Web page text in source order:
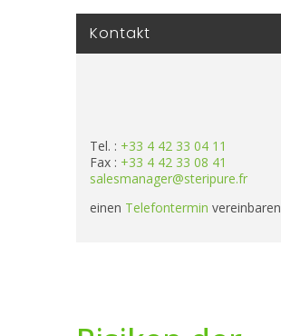
Kontakt
Tel. : +33 4 42 33 04 11
Fax : +33 4 42 33 08 41
salesmanager@steripure.fr
einen Telefontermin vereinbaren